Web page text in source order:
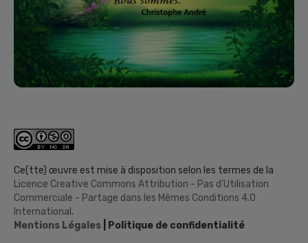
Ce(tte) œuvre est mise à disposition selon les termes de la
Licence Creative Commons Attribution - Pas d’Utilisation
Commerciale - Partage dans les Mêmes Conditions 4.0
International .
Mentions Légales
| Politique de confidentialité